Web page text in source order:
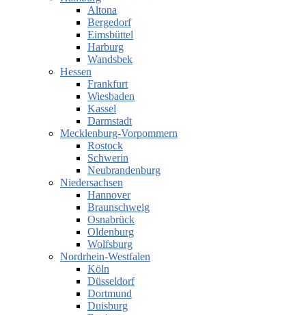
Altona
Bergedorf
Eimsbüttel
Harburg
Wandsbek
Hessen
Frankfurt
Wiesbaden
Kassel
Darmstadt
Mecklenburg-Vorpommern
Rostock
Schwerin
Neubrandenburg
Niedersachsen
Hannover
Braunschweig
Osnabrück
Oldenburg
Wolfsburg
Nordrhein-Westfalen
Köln
Düsseldorf
Dortmund
Duisburg